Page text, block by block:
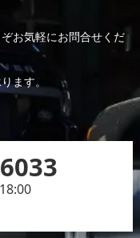
お気軽にお問合せくだ
ます。